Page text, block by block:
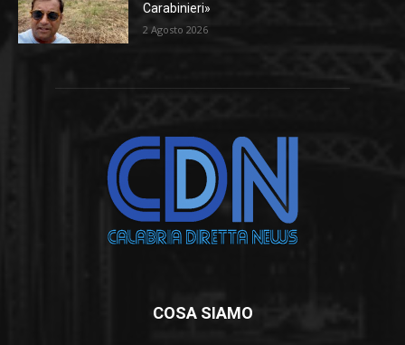
Carabinieri»
2 Agosto 2026
COSA SIAMO